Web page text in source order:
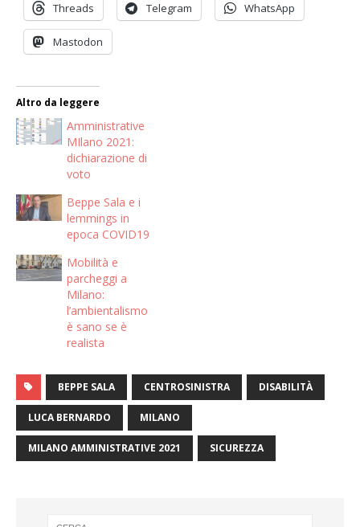
Threads Telegram WhatsApp
Mastodon
Altro da leggere
Amministrative
MIlano 2021:
dichiarazione di
voto
Beppe Sala e i
lemmings in
epoca COVID19
Mobilità e
parcheggi a
Milano:
l’ambientalismo
è sano se è
realista
BEPPE SALA CENTROSINISTRA DISABILITÀ
LUCA BERNARDO MILANO
MILANO AMMINISTRATIVE 2021 SICUREZZA